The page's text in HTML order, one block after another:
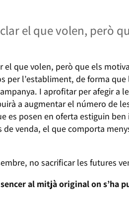
el que volen, però
el que volen, però que els
per l’establiment, de forma
I aprofitar per afegir a
a augmentar el número de
es posen en oferta estiguin
venda, el que comporta
no sacrificar les futures
al mitjà original on s’ha